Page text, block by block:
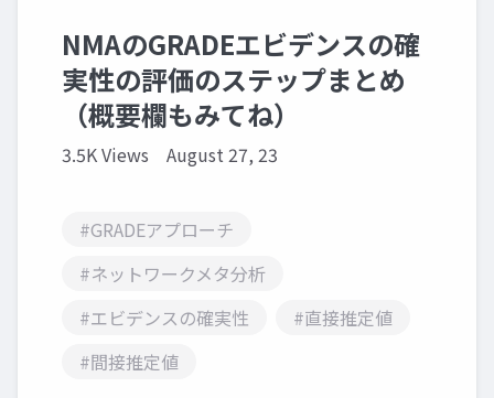
NMAのGRADEエビデンスの確
実性の評価のステップまとめ
（概要欄もみてね）
3.5K Views August 27, 23
#GRADEアプローチ
#ネットワークメタ分析
#エビデンスの確実性
#直接推定値
#間接推定値